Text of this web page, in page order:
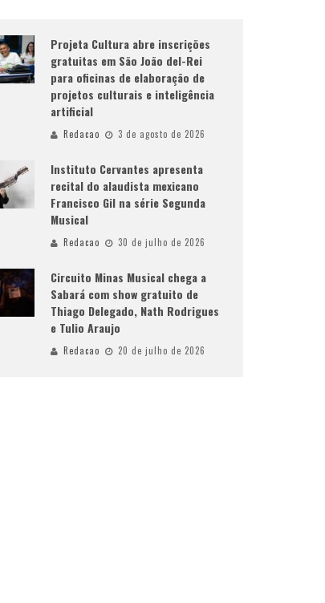
Projeta Cultura abre inscrições
gratuitas em São João del-Rei
para oficinas de elaboração de
projetos culturais e inteligência
artificial
Redacao 3 de agosto de 2026
Instituto Cervantes apresenta
recital do alaudista mexicano
Francisco Gil na série Segunda
Musical
Redacao 30 de julho de 2026
Circuito Minas Musical chega a
Sabará com show gratuito de
Thiago Delegado, Nath Rodrigues
e Tulio Araujo
Redacao 20 de julho de 2026